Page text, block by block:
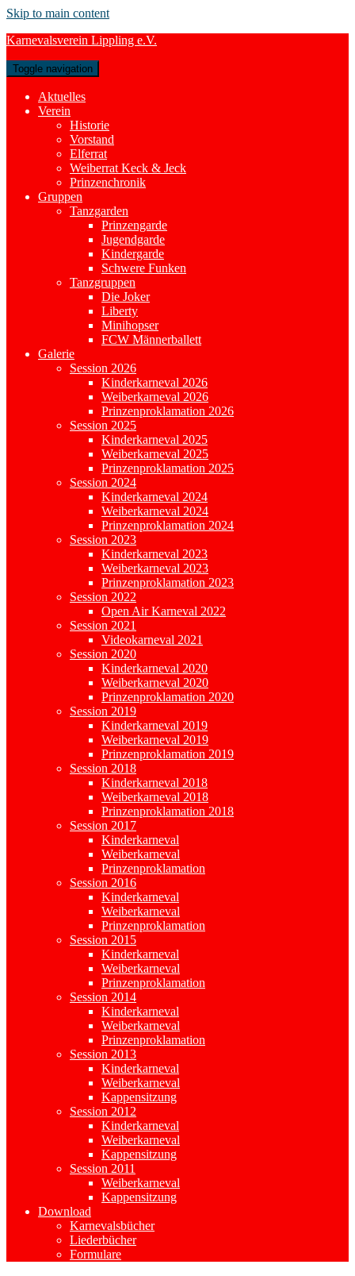
Skip to main content
Karnevalsverein Lippling e.V.
Toggle navigation
Aktuelles
Verein
Historie
Vorstand
Elferrat
Weiberrat Keck & Jeck
Prinzenchronik
Gruppen
Tanzgarden
Prinzengarde
Jugendgarde
Kindergarde
Schwere Funken
Tanzgruppen
Die Joker
Liberty
Minihopser
FCW Männerballett
Galerie
Session 2026
Kinderkarneval 2026
Weiberkarneval 2026
Prinzenproklamation 2026
Session 2025
Kinderkarneval 2025
Weiberkarneval 2025
Prinzenproklamation 2025
Session 2024
Kinderkarneval 2024
Weiberkarneval 2024
Prinzenproklamation 2024
Session 2023
Kinderkarneval 2023
Weiberkarneval 2023
Prinzenproklamation 2023
Session 2022
Open Air Karneval 2022
Session 2021
Videokarneval 2021
Session 2020
Kinderkarneval 2020
Weiberkarneval 2020
Prinzenproklamation 2020
Session 2019
Kinderkarneval 2019
Weiberkarneval 2019
Prinzenproklamation 2019
Session 2018
Kinderkarneval 2018
Weiberkarneval 2018
Prinzenproklamation 2018
Session 2017
Kinderkarneval
Weiberkarneval
Prinzenproklamation
Session 2016
Kinderkarneval
Weiberkarneval
Prinzenproklamation
Session 2015
Kinderkarneval
Weiberkarneval
Prinzenproklamation
Session 2014
Kinderkarneval
Weiberkarneval
Prinzenproklamation
Session 2013
Kinderkarneval
Weiberkarneval
Kappensitzung
Session 2012
Kinderkarneval
Weiberkarneval
Kappensitzung
Session 2011
Weiberkarneval
Kappensitzung
Download
Karnevalsbücher
Liederbücher
Formulare